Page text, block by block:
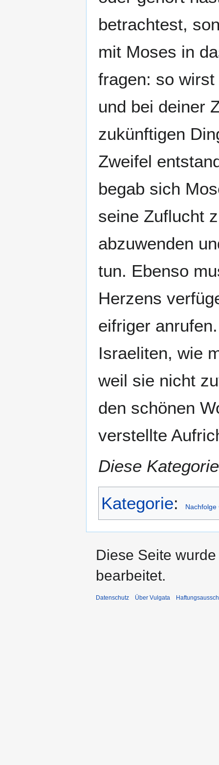
betrachtest,
mit Moses in
fragen: so
und bei deiner
zukünftigen
Zweifel
begab sich
seine Zuflucht
abzuwenden
tun. Ebenso
Herzens
eifriger
Israeliten, wie
weil sie nicht
den schönen
verstellte
Diese
Kategorie: Nachfolge
Diese Seite
bearbeitet.
Datenschutz Über Vulgata